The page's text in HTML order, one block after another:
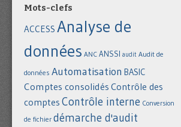
Mots-clefs
ACCESS Analyse de
données ANC ANSSI audit Audit de
données Automatisation BASIC
Comptes consolidés Contrôle des
comptes Contrôle interne Conversion
de fichier démarche d'audit